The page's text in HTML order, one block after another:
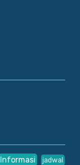
Informasi jadwal